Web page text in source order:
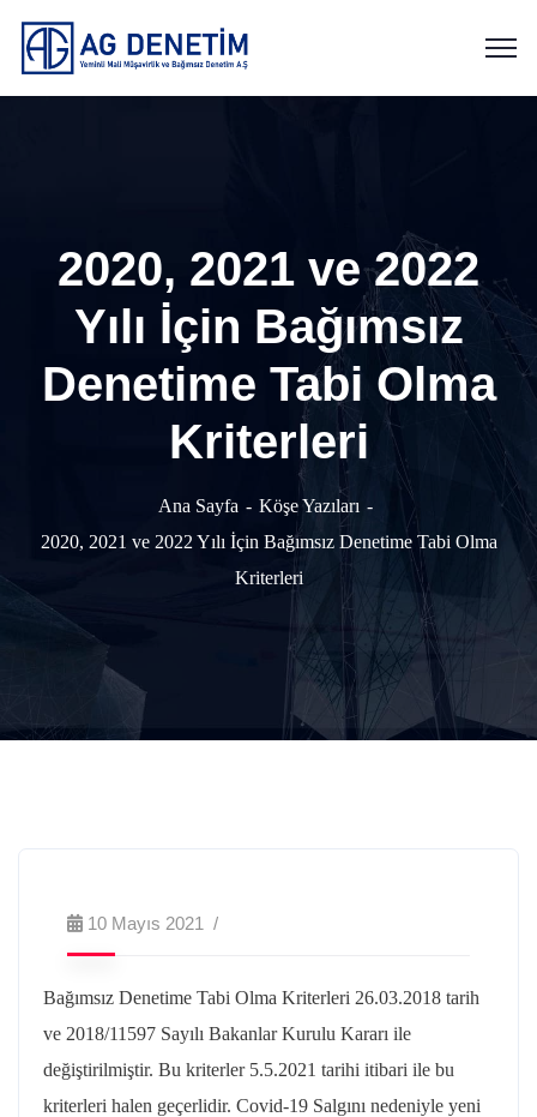
2020, 2021 ve 2022
Yılı İçin Bağımsız
Denetime Tabi Olma
Kriterleri
Ana Sayfa
Köşe Yazıları
2020, 2021 ve 2022 Yılı İçin Bağımsız Denetime Tabi Olma
Kriterleri
10 Mayıs 2021
Bağımsız Denetime Tabi Olma Kriterleri 26.03.2018 tarih
ve 2018/11597 Sayılı Bakanlar Kurulu Kararı ile
değiştirilmiştir. Bu kriterler 5.5.2021 tarihi itibari ile bu
kriterleri halen geçerlidir. Covid-19 Salgını nedeniyle yeni